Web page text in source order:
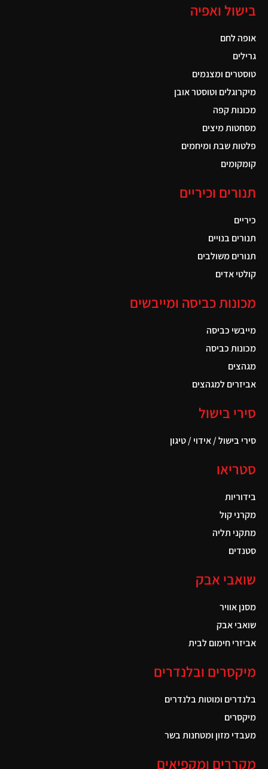
בישול ואפיה
אופה לחם
גרילים
טוסטרים ומצנמים
מיקרוגלים וטוסטר אובן
מכונות קפה
מסחטות מיצים
פלטות שבת ומיחמים
קומקומים
תנורים וכיריים
כיריים
תנורים בנויים
תנורים משולבים
קולטי אדים
מכונות כביסה ומייבשים
מייבשי כביסה
מכונות כביסה
מגהצים
אביזרים למגהצים
סירי בישול
סירי בישול / אידוי / טיגון
סטריאו
בידוריות
מקרני קול
מתקני תליה
סטנדים
שואבי אבק
מסנן אוויר
שואבי אבק
אביזרי חימום לבית
מיקסרים ובלנדרים
בלנדרים ומוטות בלנדרים
מיקסרים
מעבדי מזון ומטחנות בשר
מקררים ומקפיאים